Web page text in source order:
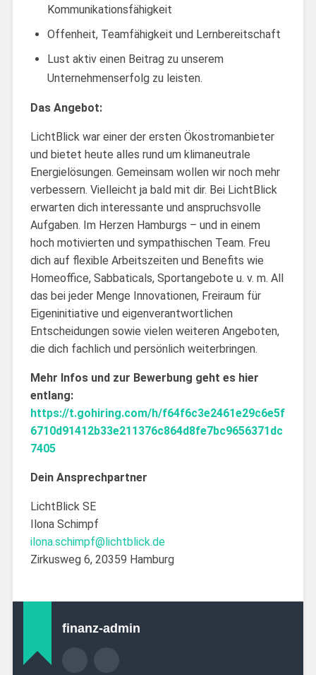
Kommunikationsfähigkeit
Offenheit, Teamfähigkeit und Lernbereitschaft
Lust aktiv einen Beitrag zu unserem
Unternehmenserfolg zu leisten.
Das Angebot:
LichtBlick war einer der ersten Ökostromanbieter
und bietet heute alles rund um klimaneutrale
Energielösungen. Gemeinsam wollen wir noch mehr
verbessern. Vielleicht ja bald mit dir. Bei LichtBlick
erwarten dich interessante und anspruchsvolle
Aufgaben. Im Herzen Hamburgs – und in einem
hoch motivierten und sympathischen Team. Freu
dich auf flexible Arbeitszeiten und Benefits wie
Homeoffice, Sabbaticals, Sportangebote u. v. m. All
das bei jeder Menge Innovationen, Freiraum für
Eigeninitiative und eigenverantwortlichen
Entscheidungen sowie vielen weiteren Angeboten,
die dich fachlich und persönlich weiterbringen.
Mehr Infos und zur Bewerbung geht es hier
entlang:
https://t.gohiring.com/h/f64f6c3e2461e29c6e5f
6710d91412b33e211376c864d8fe7bc9656371dc
7405
Dein Ansprechpartner
LichtBlick SE
Ilona Schimpf
ilona.schimpf@lichtblick.de
Zirkusweg 6, 20359 Hamburg
finanz-admin